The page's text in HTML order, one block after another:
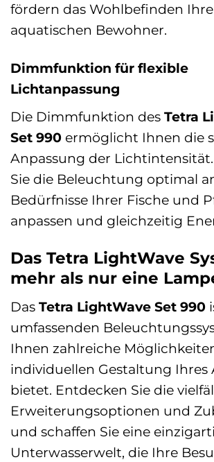
fördern das Wohlbefinden
aquatischen Bewohner.
Dimmfunktion für flexible
Lichtanpassung
Die Dimmfunktion des Tetra
Set 990 ermöglicht Ihnen die
Anpassung der
Sie die Beleuchtung optimal
Bedürfnisse Ihrer Fische und
anpassen und gleichzeitig
Das Tetra LightWave
mehr als nur eine
Das Tetra LightWave Set 990
umfassenden
Ihnen zahlreiche
individuellen Gestaltung Ihres
bietet. Entdecken Sie die
Erweiterungsoptionen und
und schaffen Sie eine
Unterwasserwelt, die Ihre